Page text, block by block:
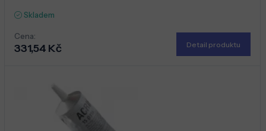
Skladem
Cena:
331,54 Kč Detail produktu